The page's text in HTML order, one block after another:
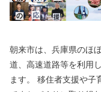
朝来市は、兵庫県のほ
道、高速道路等を利用
ます。 移住者支援や子